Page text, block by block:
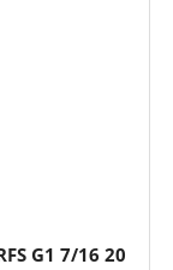
G1 7/16 20